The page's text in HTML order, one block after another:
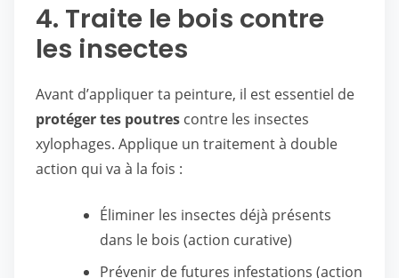
4. Traite le bois contre
les insectes
Avant d’appliquer ta peinture, il est essentiel de
protéger tes poutres contre les insectes
xylophages. Applique un traitement à double
action qui va à la fois :
Éliminer les insectes déjà présents
dans le bois (action curative)
Prévenir de futures infestations (action